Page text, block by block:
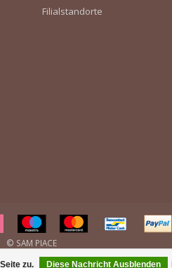
zu. Diese Nachricht Ausblenden
Filialstandorte